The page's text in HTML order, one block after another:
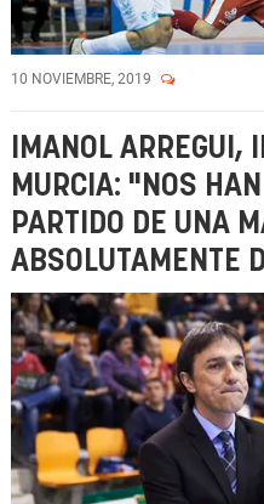
10 NOVIEMBRE, 2019
IMANOL ARREGUI,
MURCIA: "NOS
PARTIDO DE UNA
ABSOLUTAMENTE